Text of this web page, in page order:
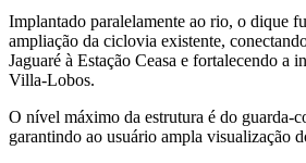
Implantado paralelamente ao rio, o dique
ampliação da ciclovia existente,
Jaguaré à Estação Ceasa e fortalecendo a
Villa-Lobos.
O nível máximo da estrutura é do guarda-
garantindo ao usuário ampla visualização